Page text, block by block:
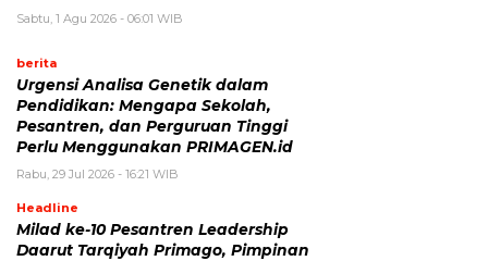
Sabtu, 1 Agu 2026 - 06:01 WIB
berita
Urgensi Analisa Genetik dalam
Pendidikan: Mengapa Sekolah,
Pesantren, dan Perguruan Tinggi
Perlu Menggunakan PRIMAGEN.id
Rabu, 29 Jul 2026 - 16:21 WIB
Headline
Milad ke-10 Pesantren Leadership
Daarut Tarqiyah Primago, Pimpinan